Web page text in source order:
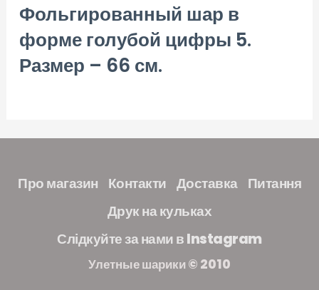
Фольгированный шар в
форме голубой цифры 5.
Размер – 66 см.
Про магазин Контакти Доставка Питання
Друк на кульках
Слідкуйте за нами в Instagram
Улетные шарики © 2010